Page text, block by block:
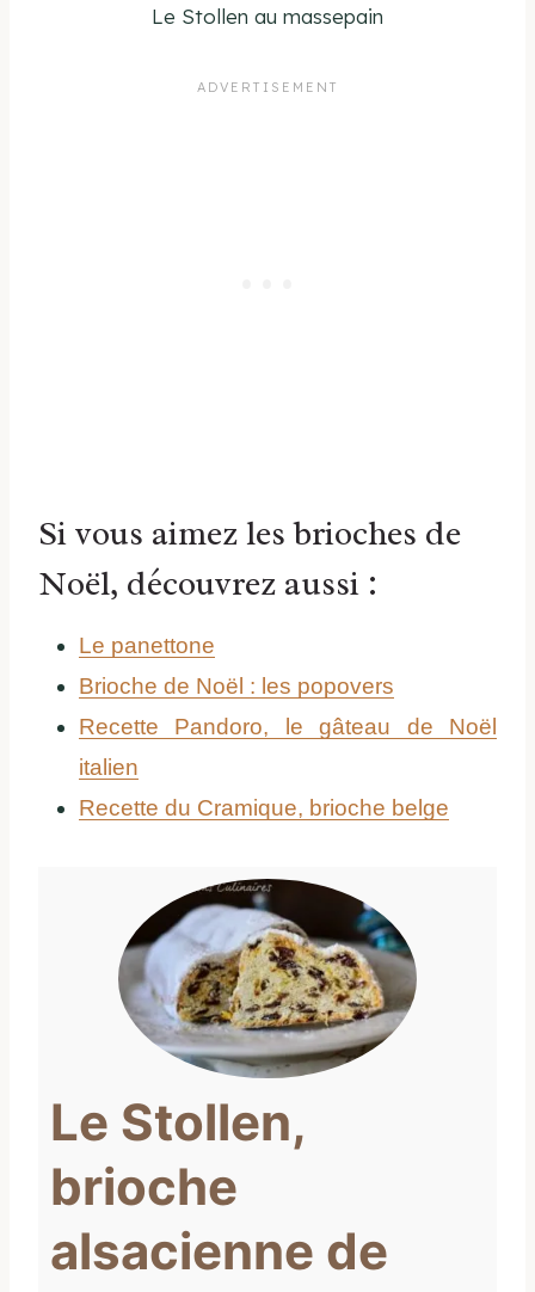
Le Stollen au massepain
Si vous aimez les brioches de
Noël, découvrez aussi :
Le panettone
Brioche de Noël : les popovers
Recette Pandoro, le gâteau de Noël
italien
Recette du Cramique, brioche belge
Le Stollen,
brioche
alsacienne de